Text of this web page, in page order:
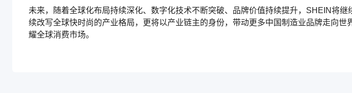
未来，随着全球化布局持续深化、数字化技术不断突破、品牌价值持续提升，SHEIN将
续改写全球快时尚的产业格局，更将以产业链主的身份，带动更多中国制造业品牌走向世
耀全球消费市场。